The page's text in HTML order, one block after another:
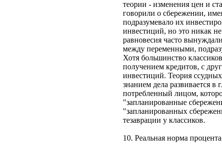
теории - изменения цен и
говорили о сбережении,
подразумевало их
инвестиций, но это никак
равновесия часто
между переменными,
Хотя большинство
получением кредитов, с
инвестиций. Теория
знанием дела развивается
потребленный лицом,
"запланированные
"запланированных
тезаврации у классиков.
10. Реальная норма процента